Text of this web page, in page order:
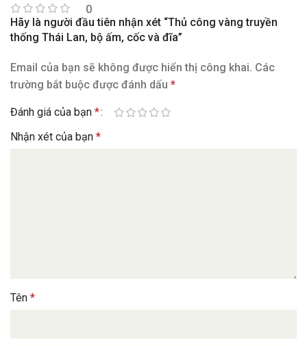
0
Hãy là người đầu tiên nhận xét “Thủ công vàng truyền
thống Thái Lan, bộ ấm, cốc và đĩa”
Email của bạn sẽ không được hiển thị công khai. Các
trường bắt buộc được đánh dấu*
Đánh giá của bạn*
Nhận xét của bạn*
Tên*